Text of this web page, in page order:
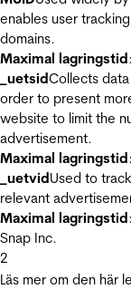
enables user
domains.
Maximal lagringstid
_uetsidCollects
order to present
website to limit the
advertisement.
Maximal lagringstid
_uetvidUsed to
relevant
Maximal lagringstid
Snap Inc.
2
Läs mer om den här